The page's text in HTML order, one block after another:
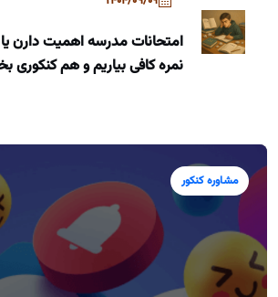
امتحانات مدرسه اهمیت دارن
نمره کافی بیاریم و هم کنکوری
مشاوره کنکور